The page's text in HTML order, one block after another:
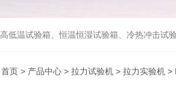
高低温试验箱、恒温恒湿试验箱、冷热冲击试验箱、紫外线老化试验箱、氙灯老化试验箱、快速升降温试验箱、淋雨
首页 > 产品中心 > 拉力试验机 > 拉力实验机 >